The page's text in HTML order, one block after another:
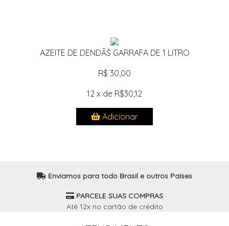
AZEITE DE DENDÃŠ GARRAFA DE 1 LITRO
R$ 30,00
12 x de R$30,12
Adicionar
Enviamos para todo Brasil e outros Países
PARCELE SUAS COMPRAS
Até 12x no cartão de crédito